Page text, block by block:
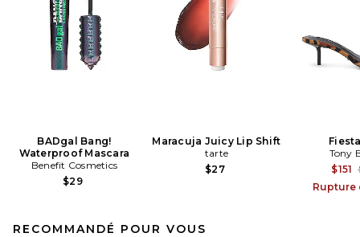
BADgal Bang!
Waterproof Mascara
Benefit Cosmetics
$29
Maracuja Juicy Lip Shift
tarte
$27
Tony
$151
Rupture
RECOMMANDÉ POUR VOUS